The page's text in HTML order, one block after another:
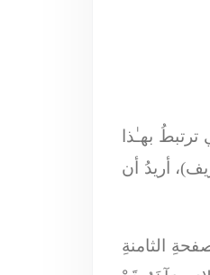
بهـٰذا
أريدُ أن
الثامنةِ